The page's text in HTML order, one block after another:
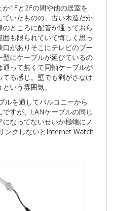
し、本機はWi-Fiアクセスポイントのみと役割分
マシになりました。熱負荷の問...
1Fと2Fの間や他の居室を
いたものの、古い木造だか
ところに配管が通っておら
も限られていて悔しく思っ
がありそこにテレビのブー
にケーブルが延びているの
って無くて同軸ケーブルが
る感じ。壁でも剥がさなけ
いう雰囲気。
ルを通してバルコニーから
すが、LANケーブルの同じ
なってないせいか極端にノ
ンクしないとInternet Watch